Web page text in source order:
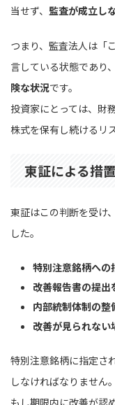
当せず、 監査が成立し
つまり、監査法人は「
言している状態であり
険な状況です。
投資家にとっては、財
株式を保有し続けるリ
東証による措
東証はこの判断を受け
した。
特別注意銘柄への
改善報告書の提出
内部統制体制の整
改善が見られな
特別注意銘柄に指定さ
しなければなりません。